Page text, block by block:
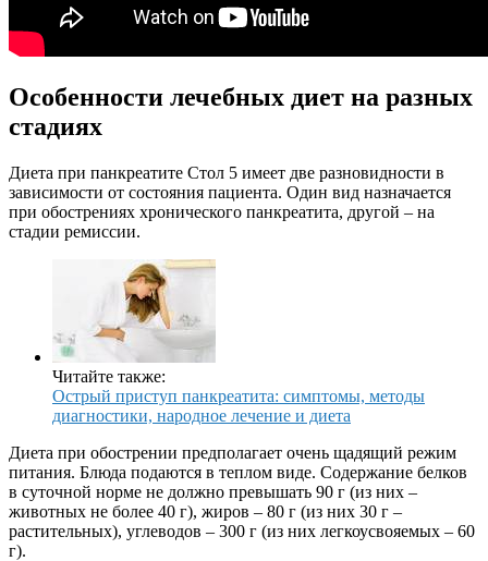
Особенности лечебных диет на разных
стадиях
Диета при панкреатите Стол 5 имеет две разновидности в
зависимости от состояния пациента. Один вид назначается
при обострениях хронического панкреатита, другой – на
стадии ремиссии.
Читайте также:
Острый приступ панкреатита: симптомы, методы
диагностики, народное лечение и диета
Диета при обострении предполагает очень щадящий режим
питания. Блюда подаются в теплом виде. Содержание белков
в суточной норме не должно превышать 90 г (из них –
животных не более 40 г), жиров – 80 г (из них 30 г –
растительных), углеводов – 300 г (из них легкоусвояемых – 60
г).